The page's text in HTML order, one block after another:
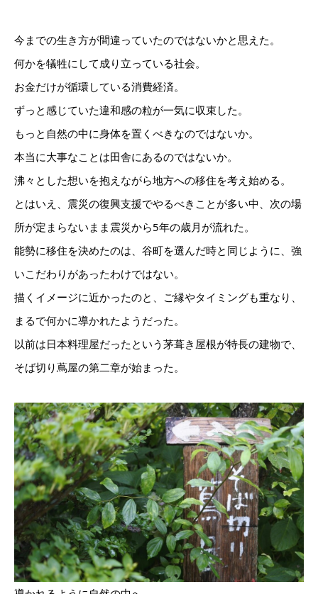
今までの生き方が間違っていたのではないかと思えた。
何かを犠牲にして成り立っている社会。
お金だけが循環している消費経済。
ずっと感じていた違和感の粒が一気に収束した。
もっと自然の中に身体を置くべきなのではないか。
本当に大事なことは田舎にあるのではないか。
沸々とした想いを抱えながら地方への移住を考え始める。
とはいえ、震災の復興支援でやるべきことが多い中、次の場
所が定まらないまま震災から5年の歳月が流れた。
能勢に移住を決めたのは、谷町を選んだ時と同じように、強
いこだわりがあったわけではない。
描くイメージに近かったのと、ご縁やタイミングも重なり、
まるで何かに導かれたようだった。
以前は日本料理屋だったという茅葺き屋根が特長の建物で、
そば切り蔦屋の第二章が始まった。